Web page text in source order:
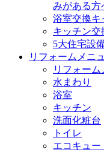
みがある方
浴室交換キ
キッチン交
5大住宅設
リフォームメニ
リフォー
水まわり
浴室
キッチン
洗面化粧台
トイレ
エコキュー